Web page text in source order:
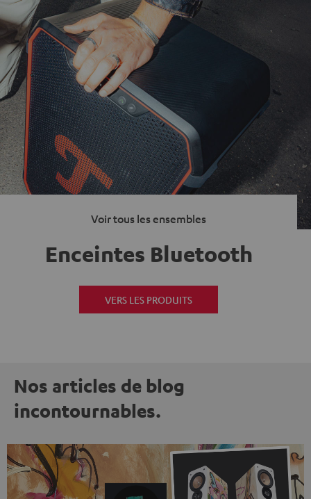
Voir tous les ensembles
Enceintes Bluetooth
VERS LES PRODUITS
Nos articles de blog
incontournables.